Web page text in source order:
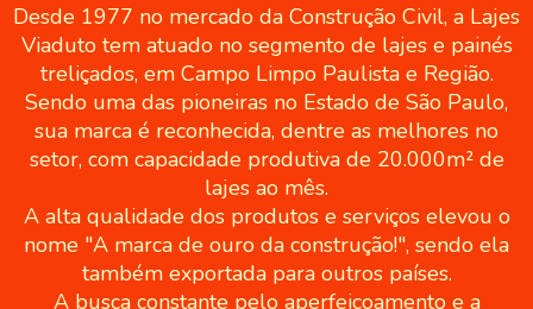
Desde 1977 no mercado da Construção Civil, a Lajes
Viaduto tem atuado no segmento de lajes e painés
treliçados, em Campo Limpo Paulista e Região.
Sendo uma das pioneiras no Estado de São Paulo,
sua marca é reconhecida, dentre as melhores no
setor, com capacidade produtiva de 20.000m² de
lajes ao mês.
A alta qualidade dos produtos e serviços elevou o
nome "A marca de ouro da construção!", sendo ela
também exportada para outros países.
A busca constante pelo aperfeiçoamento e a